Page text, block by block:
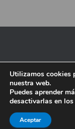
Utilizamos cookies
nuestra web.
Puedes aprender
desactivarlas en los
Aceptar